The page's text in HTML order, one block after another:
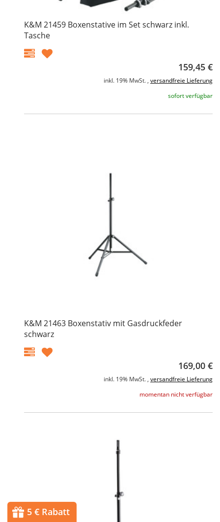
K&M 21459 Boxenstative im Set schwarz inkl.
Tasche
159,45 €
inkl. 19% MwSt. , versandfreie Lieferung
sofort verfügbar
K&M 21463 Boxenstativ mit Gasdruckfeder
schwarz
169,00 €
inkl. 19% MwSt. , versandfreie Lieferung
momentan nicht verfügbar
5 € Rabatt